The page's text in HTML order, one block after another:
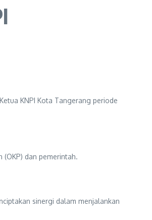
KNPI Kota Tangerang periode
dan pemerintah.
sinergi dalam menjalankan